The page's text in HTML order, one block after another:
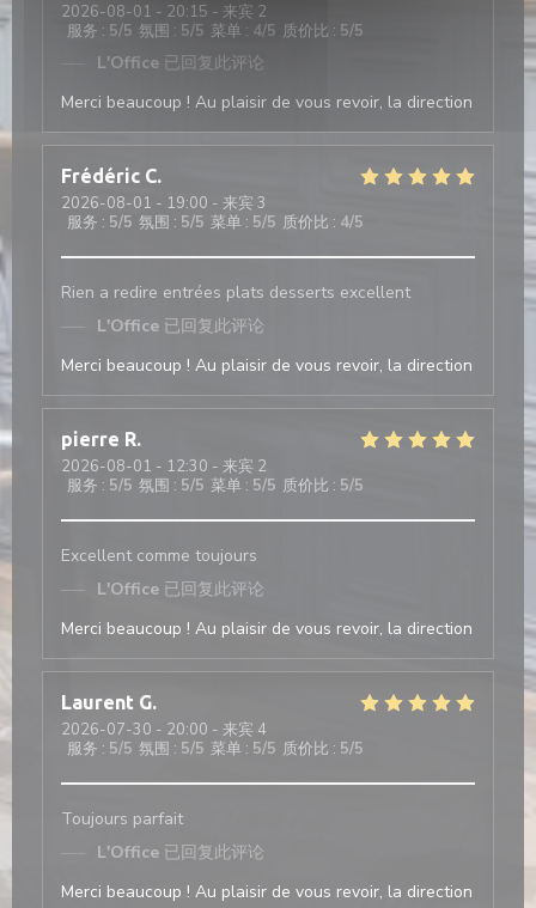
2026-08-01 - 20:15 - 来宾 2
服务 : 5/5 氛围 : 5/5 菜单 : 4/5 质价比 : 5/5
L'Office 已回复此评论
Merci beaucoup ! Au plaisir de vous revoir, la direction
Frédéric C
2026-08-01 - 19:00 - 来宾 3
服务 : 5/5 氛围 : 5/5 菜单 : 5/5 质价比 : 4/5
Rien a redire entrées plats desserts excellent
L'Office 已回复此评论
Merci beaucoup ! Au plaisir de vous revoir, la direction
pierre R
2026-08-01 - 12:30 - 来宾 2
服务 : 5/5 氛围 : 5/5 菜单 : 5/5 质价比 : 5/5
Excellent comme toujours
L'Office 已回复此评论
Merci beaucoup ! Au plaisir de vous revoir, la direction
Laurent G
2026-07-30 - 20:00 - 来宾 4
服务 : 5/5 氛围 : 5/5 菜单 : 5/5 质价比 : 5/5
Toujours parfait
L'Office 已回复此评论
Merci beaucoup ! Au plaisir de vous revoir, la direction